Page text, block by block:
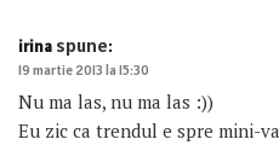
irina spune:
19 martie 2013 la 15:30
Nu ma las, nu ma las :))
Eu zic ca trendul e spre mini-